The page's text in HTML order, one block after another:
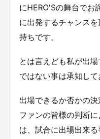
にHERO'Sの舞台でお
に出発するチャンス
持ちです。
とは言えども私が出
ではない事は承知して
出場できるか否かの決
ファンの皆様の判断
は、試合に出場出来